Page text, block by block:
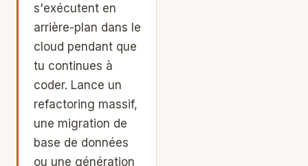
s'exécutent en
arrière-plan dans le
cloud pendant que
tu continues à
coder. Lance un
refactoring massif,
une migration de
base de données
ou une génération